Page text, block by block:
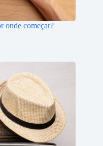
onde começar?